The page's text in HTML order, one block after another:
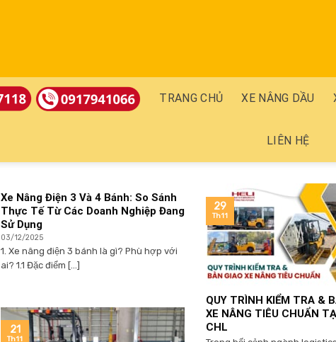
TRANG CHỦ XE NÂNG DẦU
LIÊN HỆ
Xe Nâng Điện 3 Và 4 Bánh: So Sánh
Thực Tế Từ Các Doanh Nghiệp Đang
Sử Dụng
03/12/2025
1. Xe nâng điện 3 bánh là gì? Phù hợp với
ai? 1.1 Đặc điểm [...]
QUY TRÌNH KIỂM TRA &
XE NÂNG TIÊU CHUẨN
CHL
29
Th11
21
Th11